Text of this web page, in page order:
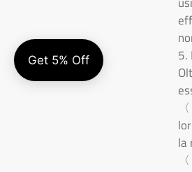
5.
la